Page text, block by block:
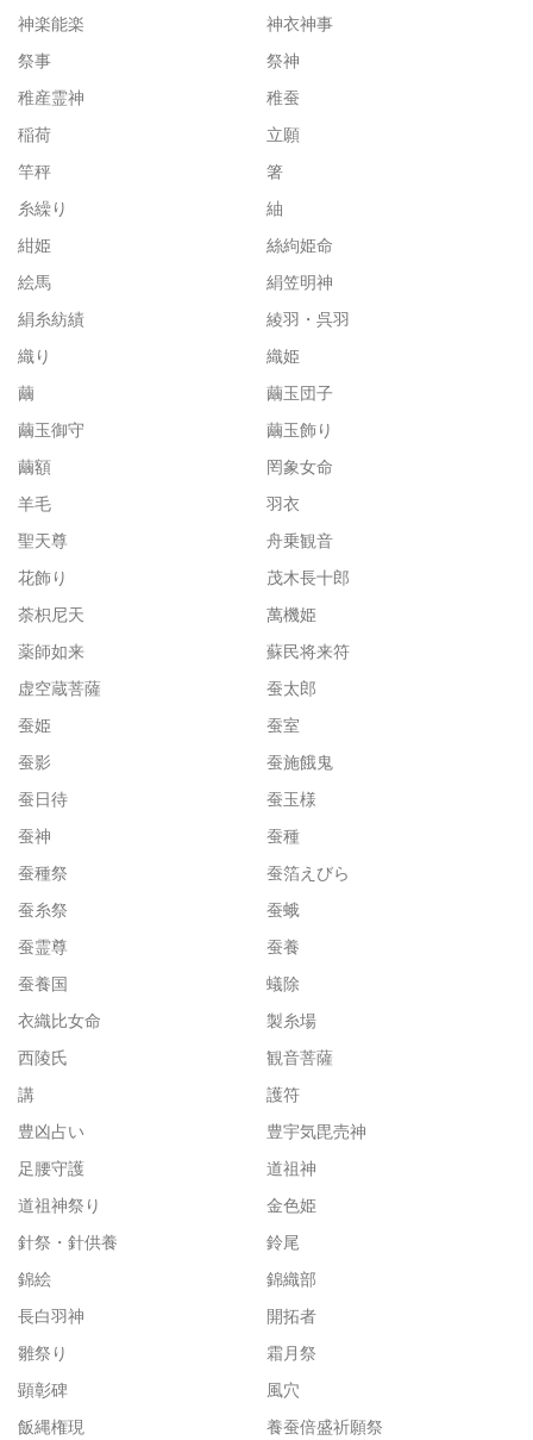
神楽能楽
神衣神事
祭事
祭神
稚産霊神
稚蚕
稲荷
立願
竿秤
箸
糸繰り
紬
紺姫
絲絇姫命
絵馬
絹笠明神
絹糸紡績
綾羽・呉羽
織り
織姫
繭
繭玉団子
繭玉御守
繭玉飾り
繭額
罔象女命
羊毛
羽衣
聖天尊
舟乗観音
花飾り
茂木長十郎
荼枳尼天
萬機姫
薬師如来
蘇民将来符
虚空蔵菩薩
蚕太郎
蚕姫
蚕室
蚕影
蚕施餓鬼
蚕日待
蚕玉様
蚕神
蚕種
蚕種祭
蚕箔えびら
蚕糸祭
蚕蛾
蚕霊尊
蚕養
蚕養国
蟻除
衣織比女命
製糸場
西陵氏
観音菩薩
講
護符
豊凶占い
豊宇気毘売神
足腰守護
道祖神
道祖神祭り
金色姫
針祭・針供養
鈴尾
錦絵
錦織部
長白羽神
開拓者
雛祭り
霜月祭
顕彰碑
風穴
飯縄権現
養蚕倍盛祈願祭